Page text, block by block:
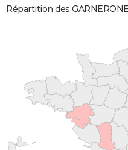
Répartition des